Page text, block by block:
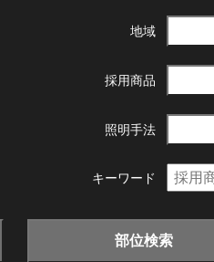
地域
採用商品
照明手法
キーワード
部位検索